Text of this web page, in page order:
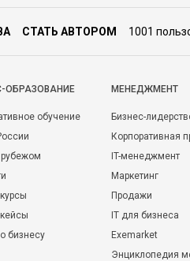
СТАТЬ АВТОРОМ 1001
ОБРАЗОВАНИЕ
обучение
рубежом
бизнесу
МЕНЕДЖМЕНТ
Бизнес-
Корпоративная
IT-менеджмент
Маркетинг
Продажи
IT для бизнеса
Exemarket
Энциклопедия